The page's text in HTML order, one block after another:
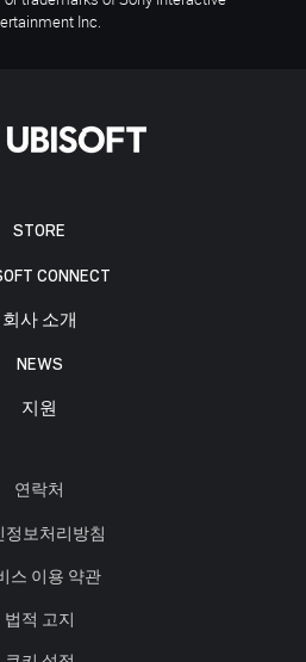
STORE
CONNECT
회사 소개
NEWS
지원
연락처
정보처리방침
스 이용 약관
법적 고지
Inc.